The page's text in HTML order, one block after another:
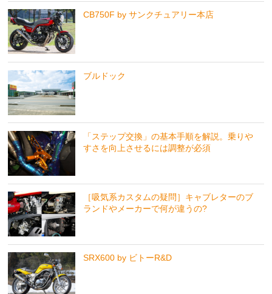
CB750F by サンクチュアリー本店
ブルドック
「ステップ交換」の基本手順を解説。乗りや
すさを向上させるには調整が必須
［吸気系カスタムの疑問］キャブレターのブ
ランドやメーカーで何が違うの?
SRX600 by ビトーR&D